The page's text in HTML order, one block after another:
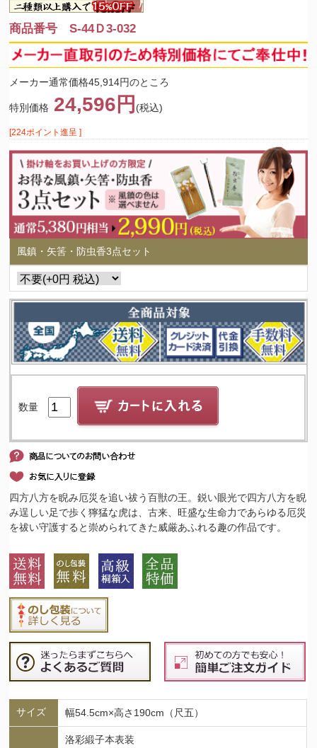
商品番号 S-44Ｄ3-032
メーカー通常価格45,914円のところ
特別価格 24,596円 (税込)
[224ポイント進呈 ]
風鎮・矢筈・防虫香3点セット
数量
四方八方を睨み厄災を追い祓う百獣の王。鋭い眼光で四方八方を睨
み逞しい足で歩く獰猛な虎は、古来、旺盛な生命力であらゆる厄災
を祓い守護すると崇められてきた威厳あふれる趣の作品です。
サイズ 幅54.5cm×高さ190cm（尺五）
洛彩緞子本表装